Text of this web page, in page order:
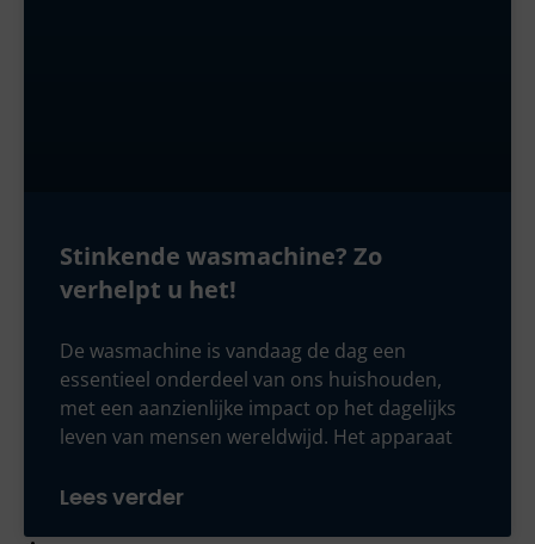
Stinkende wasmachine? Zo
verhelpt u het!
De wasmachine is vandaag de dag een
essentieel onderdeel van ons huishouden,
met een aanzienlijke impact op het dagelijks
leven van mensen wereldwijd. Het apparaat
Lees verder